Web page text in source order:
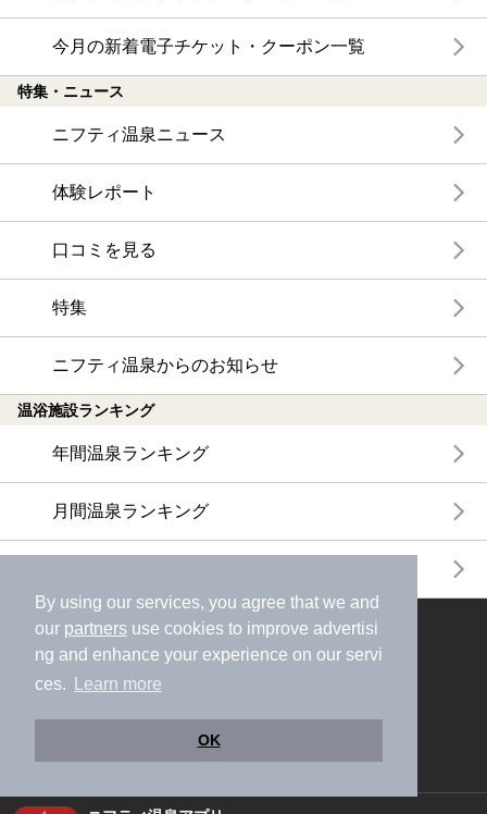
By using our services, you agree that we and
our partners use cookies to improve advertisi
ng and enhance your experience on our servi
ces.
Learn more
OK
今月の新着電子チケット・クーポン一覧
特集・ニュース
ニフティ温泉ニュース
体験レポート
口コミを見る
特集
ニフティ温泉からのお知らせ
温浴施設ランキング
年間温泉ランキング
月間温泉ランキング
ニフティ温泉公式アカウントをフォローして
おトク情報やクーポン情報を受け取ろう